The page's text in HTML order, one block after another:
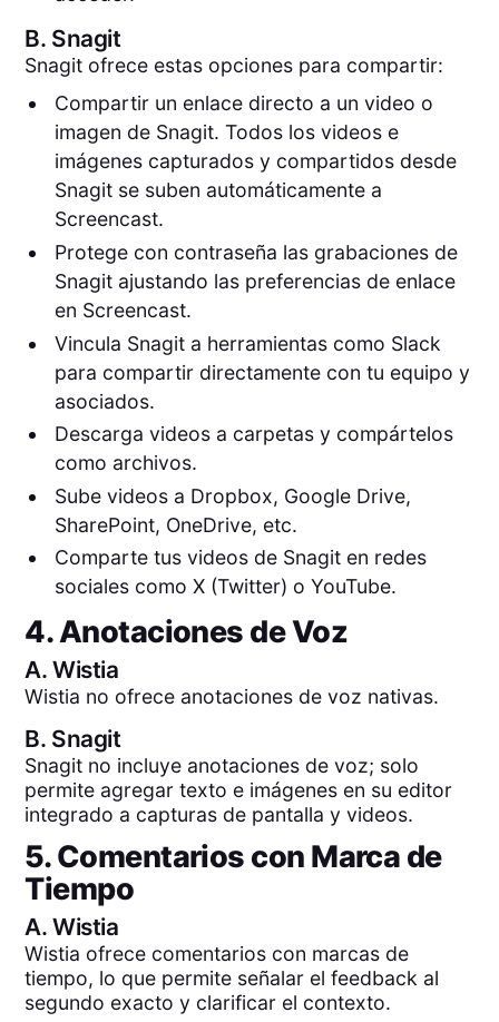
B. Snagit
Snagit ofrece estas opciones para compartir:
Compartir un enlace directo a un video o
imagen de Snagit. Todos los videos e
imágenes capturados y compartidos desde
Snagit se suben automáticamente a
Screencast.
Protege con contraseña las grabaciones de
Snagit ajustando las preferencias de enlace
en Screencast.
Vincula Snagit a herramientas como Slack
para compartir directamente con tu equipo y
asociados.
Descarga videos a carpetas y compártelos
como archivos.
Sube videos a Dropbox, Google Drive,
SharePoint, OneDrive, etc.
Comparte tus videos de Snagit en redes
sociales como X (Twitter) o YouTube.
4. Anotaciones de Voz
A.Wistia
Wistia no ofrece anotaciones de voz nativas.
B. Snagit
Snagit no incluye anotaciones de voz; solo
permite agregar texto e imágenes en su editor
integrado a capturas de pantalla y videos.
5. Comentarios con Marca de
Tiempo
A.Wistia
Wistia ofrece comentarios con marcas de
tiempo, lo que permite señalar el feedback al
segundo exacto y clarificar el contexto.